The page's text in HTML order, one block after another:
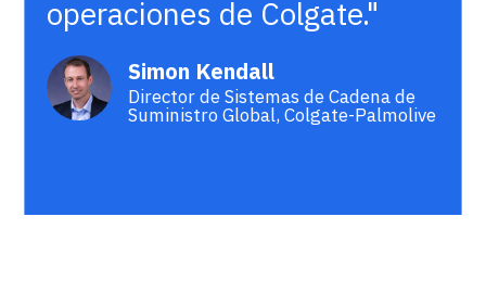
operaciones de Colgate."
Simon Kendall
Director de Sistemas de Cadena de
Suministro Global, Colgate-Palmolive